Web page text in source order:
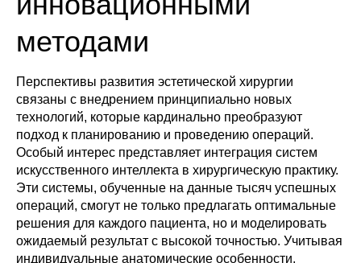
методами
Перспективы развития эстетической хирургии
связаны с внедрением принципиально новых
технологий, которые кардинально преобразуют
подход к планированию и проведению операций.
Особый интерес представляет интеграция систем
искусственного интеллекта в хирургическую практику.
Эти системы, обученные на данные тысяч успешных
операций, смогут не только предлагать оптимальные
решения для каждого пациента, но и моделировать
ожидаемый результат с высокой точностью. Учитывая
индивидуальные анатомические особенности,